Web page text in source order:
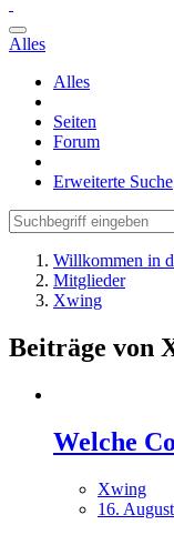
Alles
Alles
Seiten
Forum
Erweiterte Suche
Willkommen in
Mitglieder
Xwing
Beiträge von
Welche
Xwing
16.